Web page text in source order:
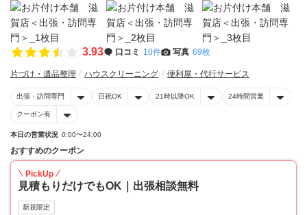
3.93 口コミ 10件 写真 69枚
片づけ・遺品整理 ハウスクリーニング 便利屋・代行サービス
出張・訪問専門 日祝OK 21時以降OK 24時間営業
クーポン有
本日の営業状況 0:00〜24:00
おすすめのクーポン
PickUp
見積もりだけでもOK｜出張相談無料
新規限定